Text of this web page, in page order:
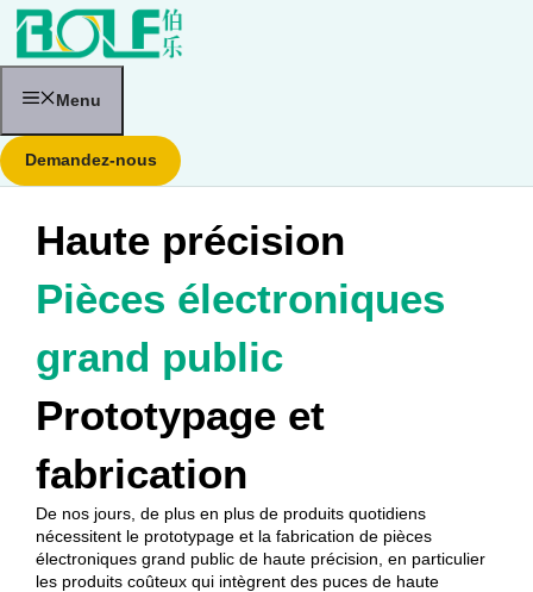
Aller
au
contenu
Menu
Demandez-nous
Haute précision
Pièces électroniques
grand public
Prototypage et
fabrication
De nos jours, de plus en plus de produits quotidiens
nécessitent le prototypage et la fabrication de pièces
électroniques grand public de haute précision, en particulier
les produits coûteux qui intègrent des puces de haute